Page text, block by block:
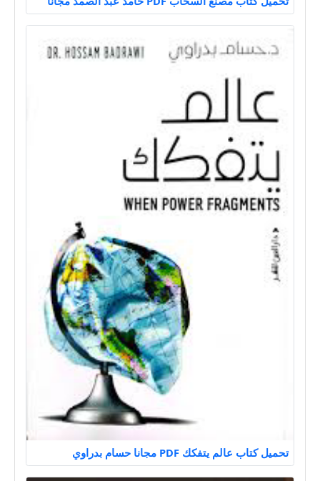
تحميل كتاب عالم يتفكك PDF مجانا حسام بدراوي